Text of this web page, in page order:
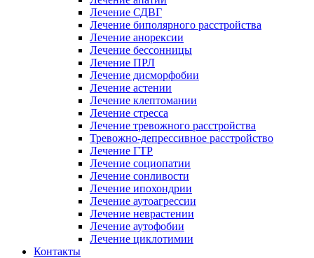
Лечение СДВГ
Лечение биполярного расстройства
Лечение анорексии
Лечение бессонницы
Лечение ПРЛ
Лечение дисморфобии
Лечение астении
Лечение клептомании
Лечение стресса
Лечение тревожного расстройства
Тревожно-депрессивное расстройство
Лечение ГТР
Лечение социопатии
Лечение сонливости
Лечение ипохондрии
Лечение аутоагрессии
Лечение неврастении
Лечение аутофобии
Лечение циклотимии
Контакты